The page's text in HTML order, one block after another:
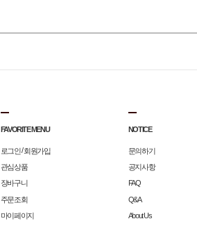
FAVORITE MENU
로그인 /회원가입
관심상품
장바구니
주문조회
마이페이지
NOTICE
문의하기
공지사항
FAQ
Q&A
About Us